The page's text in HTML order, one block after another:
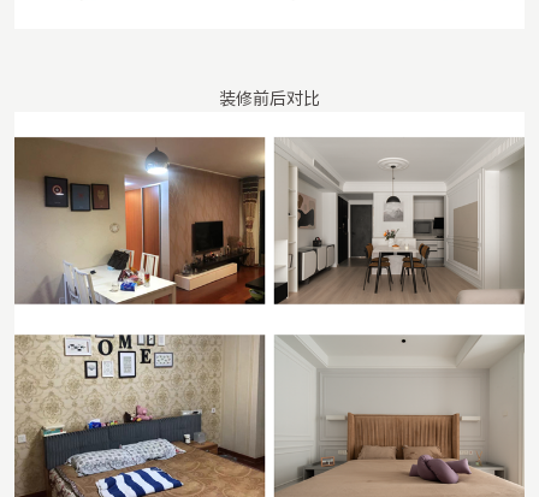
装修前后对比